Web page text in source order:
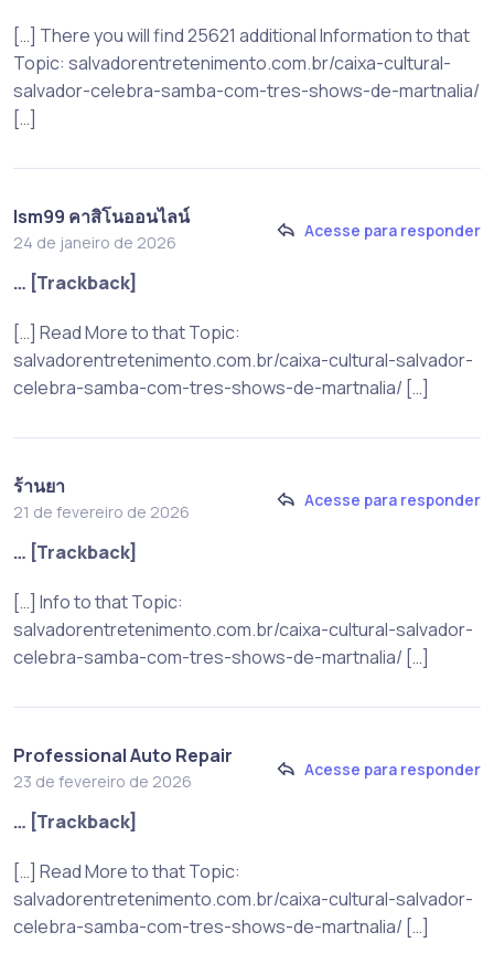
[…] There you will find 25621 additional Information to that
Topic: salvadorentretenimento.com.br/caixa-cultural-
salvador-celebra-samba-com-tres-shows-de-martnalia/
[…]
lsm99 คาสิโนออนไลน์
24 de janeiro de 2026
Acesse para responder
… [Trackback]
[…] Read More to that Topic:
salvadorentretenimento.com.br/caixa-cultural-salvador-
celebra-samba-com-tres-shows-de-martnalia/ […]
ร้านยา
21 de fevereiro de 2026
Acesse para responder
… [Trackback]
[…] Info to that Topic:
salvadorentretenimento.com.br/caixa-cultural-salvador-
celebra-samba-com-tres-shows-de-martnalia/ […]
Professional Auto Repair
23 de fevereiro de 2026
Acesse para responder
… [Trackback]
[…] Read More to that Topic:
salvadorentretenimento.com.br/caixa-cultural-salvador-
celebra-samba-com-tres-shows-de-martnalia/ […]